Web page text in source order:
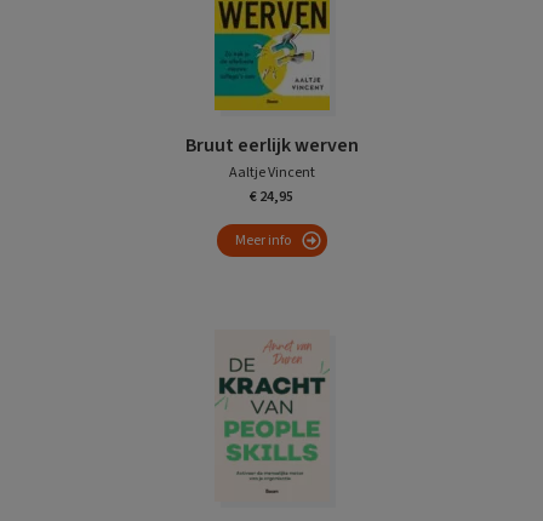
Bruut eerlijk werven
Aaltje Vincent
€ 24,95
Meer info